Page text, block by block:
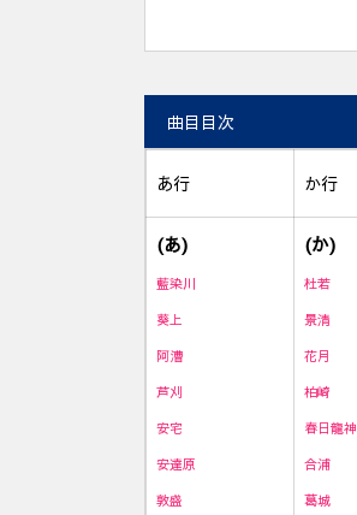
曲目目次
あ行 か行
(あ)
藍染川
葵上
阿漕
芦刈
安宅
安達原
敦盛
(か)
杜若
景清
花月
柏崎
春日龍神
合浦
葛城